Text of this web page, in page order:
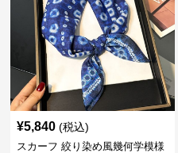
¥5,840 (税込)
スカーフ 絞り染め風幾何学模様